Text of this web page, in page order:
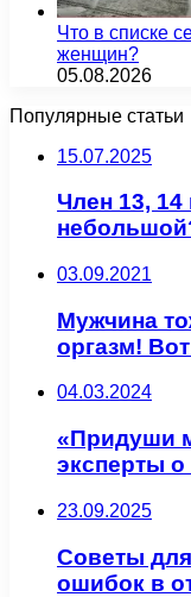
Что в списке
женщин?
05.08.2026
Популярные статьи
15.07.2025
Член 13,
03.09.2021
Мужчина
оргазм!
04.03.2024
«Придуши
эксперты
23.09.2025
Советы
ошибок в